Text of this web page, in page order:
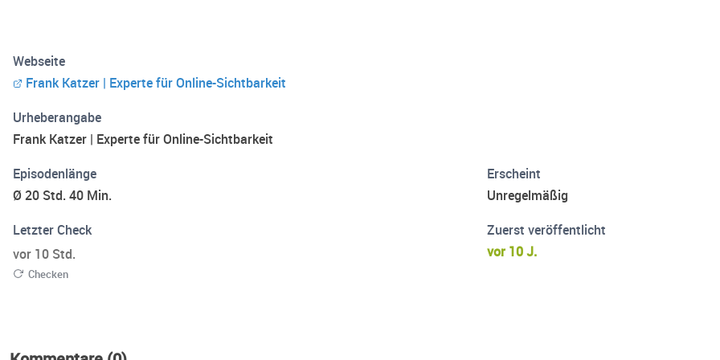
Webseite
Frank Katzer | Experte für Online-Sichtbarkeit
Urheberangabe
Frank Katzer | Experte für Online-Sichtbarkeit
Episodenlänge
Ø 20 Std. 40 Min.
Erscheint
Unregelmäßig
Letzter Check
vor 10 Std.
Checken
Zuerst veröffentlicht
vor 10 J.